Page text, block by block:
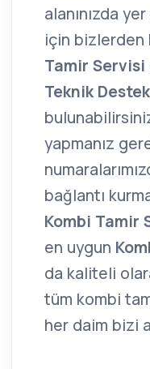
alanınızda
için bizlerden
Tamir Servisi
Teknik Destek
yapmanız
bağlantı
Kombi Tamir
en uygun
da kaliteli
tüm kombi
her daim bizi